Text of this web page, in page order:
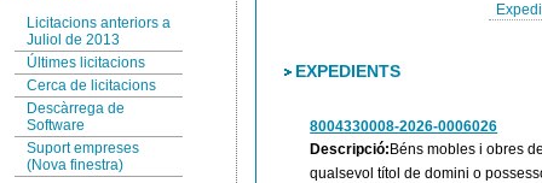
Licitacions anteriors a
Juliol de 2013
Últimes licitacions
Cerca de licitacions
Descàrrega de
Software
Suport empreses
(Nova finestra)
EXPEDIENTS
8004330008-2026-0006026
Descripció:Béns mobles i obres
qualsevol títol de domini o